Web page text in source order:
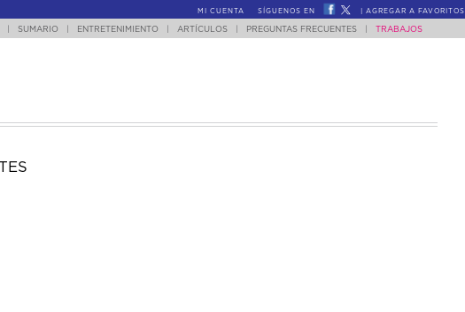
MI CUENTA SÍGUENOS EN AGREGAR A FAVORITOS
SUMARIO ENTRETENIMIENTO ARTÍCULOS PREGUNTAS FRECUENTES TRABAJOS